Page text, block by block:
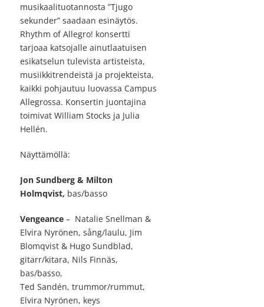
musikaalituotannosta ”Tjugo
sekunder” saadaan esinäytös.
Rhythm of Allegro! konsertti
tarjoaa katsojalle ainutlaatuisen
esikatselun tulevista artisteista,
musiikkitrendeistä ja projekteista,
kaikki pohjautuu luovassa Campus
Allegrossa. Konsertin juontajina
toimivat William Stocks ja Julia
Hellén.
Näyttämöllä:
Jon Sundberg & Milton
Holmqvist, bas/basso
Vengeance – Natalie Snellman &
Elvira Nyrönen, sång/laulu, Jim
Blomqvist & Hugo Sundblad,
gitarr/kitara, Nils Finnäs,
bas/basso,
Ted Sandén, trummor/rummut,
Elvira Nyrönen, keys